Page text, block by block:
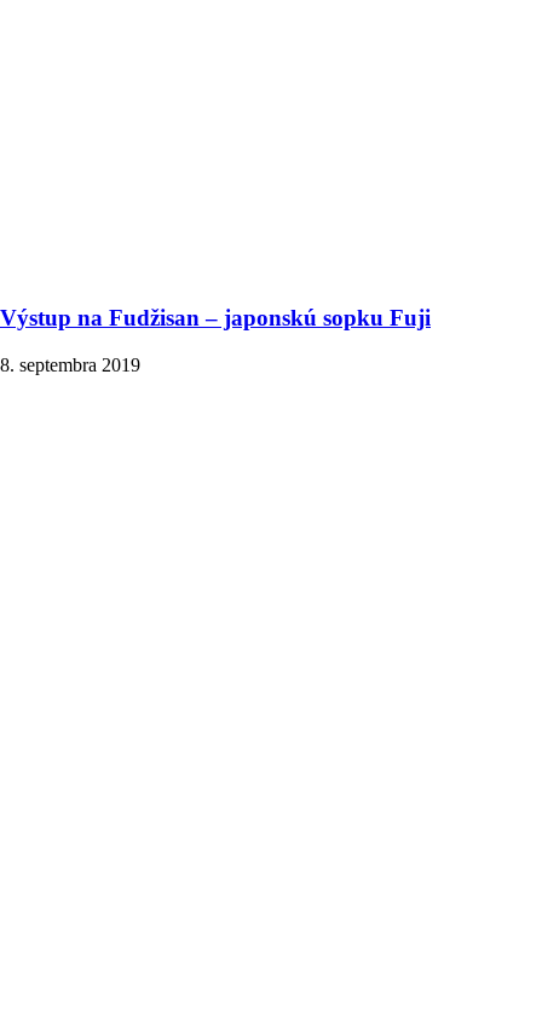
Výstup na Fudžisan – japonskú sopku Fuji
8. septembra 2019